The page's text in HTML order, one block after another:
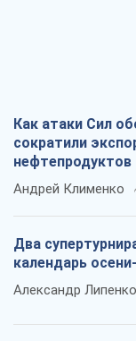
Как атаки Сил
сократили
нефтепродуктов
Андрей Клименко
Два
календарь
Александр Липенко